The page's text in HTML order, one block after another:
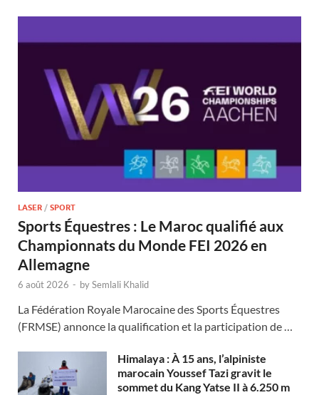
LASER / SPORT
Sports Équestres : Le Maroc qualifié aux
Championnats du Monde FEI 2026 en
Allemagne
6 août 2026 - bySemlali Khalid
La Fédération Royale Marocaine des Sports Équestres
(FRMSE) annonce la qualification et la participation de …
Himalaya : À 15 ans, l’alpiniste
marocain Youssef Tazi gravit le
sommet du Kang Yatse II à 6.250 m